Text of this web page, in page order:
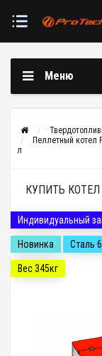
Меню
Пеллетный котел
л
КУПИТЬ КОТЕЛ
Индивидуальный
Новинка Сталь
Вес 345кг